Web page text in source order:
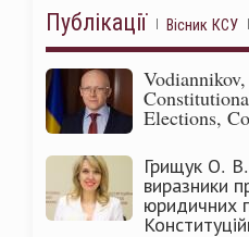
Публікації Вісник КСУ
Elections,
Грищук О.
виразники
юридичних